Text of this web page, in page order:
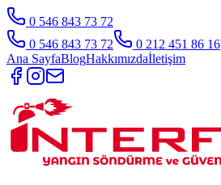
0 546 843 73 72
0 546 843 73 72
0 212 451 86 16
Ana SayfaBlogHakkımızdaİletişim